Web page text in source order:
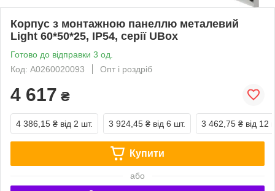
Корпус з монтажною панеллю металевий
Light 60*50*25, IP54, серії UBox
Готово до відправки 3 од.
Код: A0260020093
Опт і роздріб
4 617 ₴
4 386,15 ₴ від 2 шт. 3 924,45 ₴ від 6 шт. 3 462,75 ₴ від 12
Купити
або